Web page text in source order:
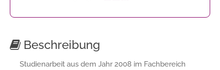
Beschreibung
Studienarbeit aus dem Jahr 2008 im Fachbereich